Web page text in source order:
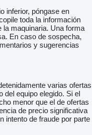
brzda (EPB)
clonenie
s charakterom
Evoque s pohonom
Auto ponúka
je dvojzónová
inferior, póngase en
toda la información
la maquinaria. Una forma
En caso de sospecha,
y sugerencias
varias ofertas
del equipo elegido. Si el
menor que el de ofertas
de precio significativa
intento de fraude por parte